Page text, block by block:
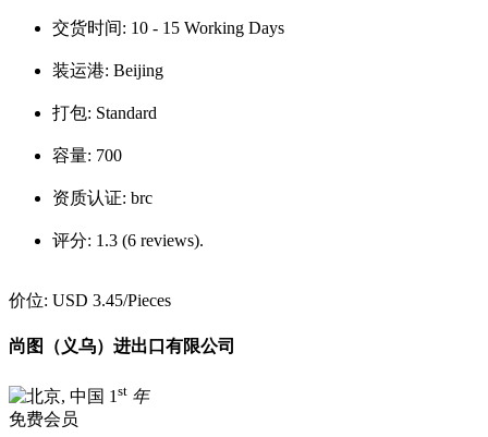
交货时间: 10 - 15 Working Days
装运港: Beijing
打包: Standard
容量: 700
资质认证: brc
评分: 1.3 (6 reviews).
价位: USD 3.45/Pieces
尚图（义乌）进出口有限公司
1 st 年
免费会员